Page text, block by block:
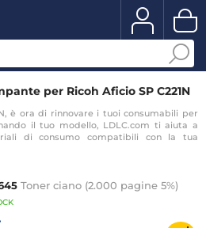
per Ricoh Aficio SP C221N
è ora di rinnovare i tuoi consumabili per
il tuo modello, LDLC.com ti aiuta a
di consumo compatibili con la tua
Toner ciano (2.000 pagine 5%)